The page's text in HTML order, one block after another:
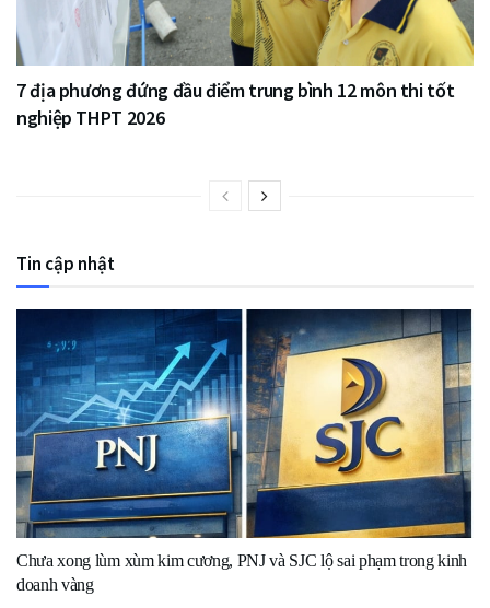
7 địa phương đứng đầu điểm trung bình 12 môn thi tốt
nghiệp THPT 2026
Tin cập nhật
Chưa xong lùm xùm kim cương, PNJ và SJC lộ sai phạm trong kinh
doanh vàng